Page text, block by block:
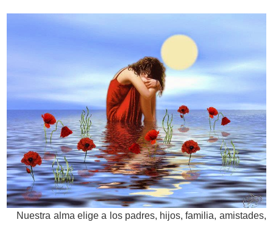
Nuestra alma elige a los padres, hijos, familia, amistades,